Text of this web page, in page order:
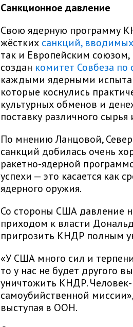
Санкционное давление
Свою ядерную программу
жёстких санкций,
так и Европейским
создан комитет Совбеза по
каждыми ядерными
которые коснулись
культурных обменов и
поставку различного сырья
По мнению Ланцовой,
санкций добилась очень
ракетно-ядерной
успехи — это касается как
ядерного оружия.
Со стороны США давление
приходом к власти
пригрозить КНДР полным
«У США много сил и
то у нас не будет другого
уничтожить КНДР. Человек-
самоубийственной
выступая в ООН.